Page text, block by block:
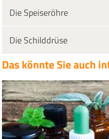
Die Speiseröhre
Die Schilddrüse
Das könnte Sie auch